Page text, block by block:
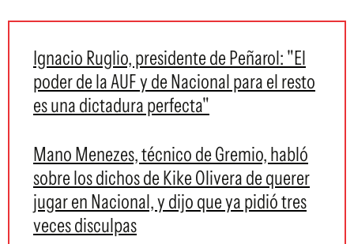
Ignacio Ruglio, presidente de Peñarol: "El
poder de la AUF y de Nacional para el resto
es una dictadura perfecta"
Mano Menezes, técnico de Gremio, habló
sobre los dichos de Kike Olivera de querer
jugar en Nacional, y dijo que ya pidió tres
veces disculpas